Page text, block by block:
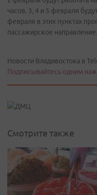
часов. 3, 4 и 5 февраля
февраля в этих пунктах
пассажирское направление.
Новости Владивостока в
Подписывайтесь одним
Смотрите также